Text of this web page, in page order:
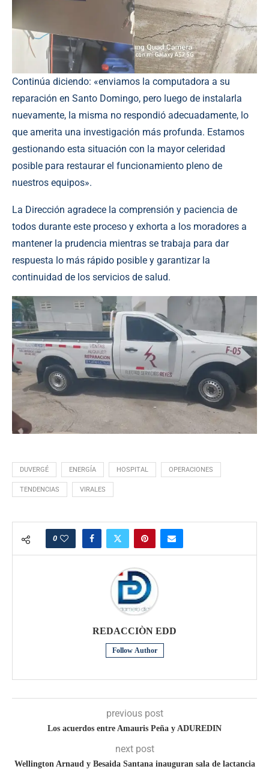
Continúa diciendo: «enviamos la computadora a su
reparación en Santo Domingo, pero luego de instalarla
nuevamente, la misma no respondió adecuadamente, lo
que amerita una investigación más profunda. Estamos
gestionando esta situación con la mayor celeridad
posible para restaurar el funcionamiento pleno de
nuestros equipos».
La Dirección agradece la comprensión y paciencia de
todos durante este proceso y exhorta a los moradores a
mantener la prudencia mientras se trabaja para dar
respuesta lo más rápido posible y garantizar la
continuidad de los servicios de salud.
DUVERGÉ ENERGÍA HOSPITAL OPERACIONES
TENDENCIAS VIRALES
0
REDACCIÒN EDD
Follow Author
previous post
Los acuerdos entre Amauris Peña y ADUREDIN
next post
Wellington Arnaud y Besaida Santana inauguran sala de lactancia